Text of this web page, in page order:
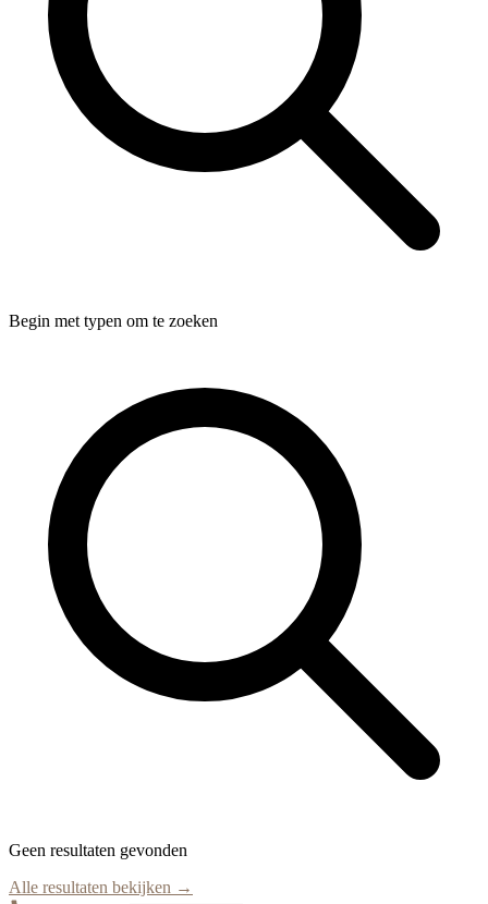
Begin met typen om te zoeken
Geen resultaten gevonden
Alle resultaten bekijken →